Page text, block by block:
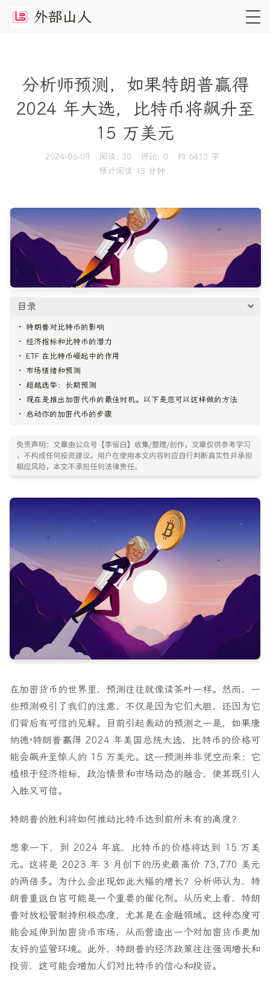
外部山 人
分析师预测，如果特朗普赢得
2024 年大选，比特币将飙升至
15 万美元
2024-06-09 阅读: 30 评论: 0
约 6413 字
预计阅读 13 分钟
目录
特朗普对比特币的影响
经济指标和比特币的潜力
ETF 在比特币崛起中的作用
市场情绪和预测
超越选举：长期预测
现在是推出加密代币的最佳时机。以下是您可以这样做的方法
启动你的加密代币的步骤
在加密货币的世界里，预测往往就像读茶叶一样。然而，一
些预测吸引了我们的注意，不仅是因为它们大胆，还因为它
们背后有可信的见解。目前引起轰动的预测之一是，如果唐
纳德·特朗普赢得 2024 年美国总统大选，比特币的价格可
能会飙升至惊人的 15 万美元。这一预测并非凭空而来；它
植根于经济指标、政治情景和市场动态的融合，使其既引人
入胜又可信。
特朗普的胜利将如何推动比特币达到前所未有的高度？
想象一下，到 2024 年底，比特币的价格将达到 15 万美
元。这将是 2023 年 3 月创下的历史最高价 73,770 美元
的两倍多。为什么会出现如此大幅的增长？分析师认为，特
朗普重返白宫可能是一个重要的催化剂。从历史上看，特朗
普对放松管制持积极态度，尤其是在金融领域。这种态度可
能会延伸到加密货币市场，从而营造出一个对加密货币更加
友好的监管环境。此外，特朗普的经济政策往往强调增长和
投资，这可能会增加人们对比特币的信心和投资。